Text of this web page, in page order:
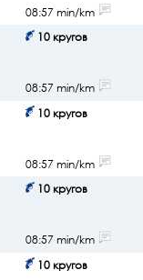
08:57 min/km
10 кругов
08:57 min/km
10 кругов
08:57 min/km
10 кругов
08:57 min/km
10 кругов